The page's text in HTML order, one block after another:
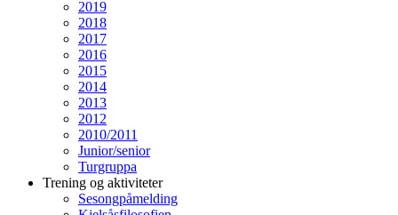
2019
2018
2017
2016
2015
2014
2013
2012
2010/2011
Junior/senior
Turgruppa
Trening og aktiviteter
Sesongpåmelding